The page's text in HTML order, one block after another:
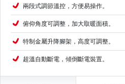
兩段式調節溫控，方便易操作。
俯仰角度可調整，加大取暖面積。
特制金屬升降腳架，高度可調整。
超溫自動斷電，傾倒斷電裝置。